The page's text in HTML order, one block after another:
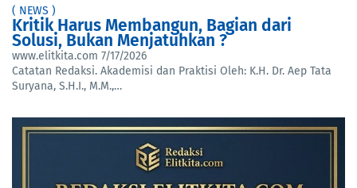
( NEWS )
Kritik Harus Membangun, Bagian dari
Solusi, Bukan Menjatuhkan ?
www.elitkita.com 7/17/2026
Catatan Redaksi. Akademisi dan Praktisi Oleh: K.H. Dr. Aep Tata
Suryana, S.H.I., M.M.,…